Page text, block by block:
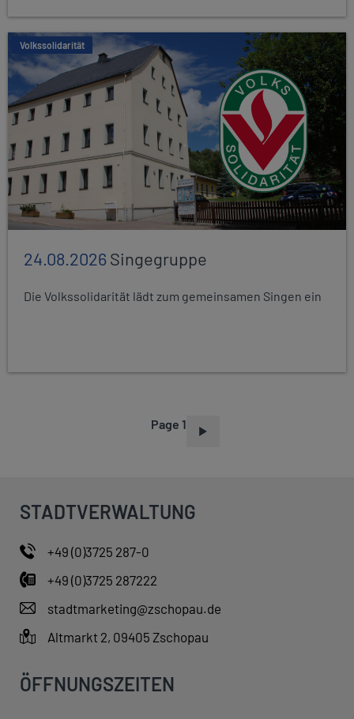
Volkssolidarität
24.08.2026Singegruppe
Die Volkssolidarität lädt zum gemeinsamen Singen ein
Page 1
STADTVERWALTUNG
+49 (0)3725 287-0
+49 (0)3725 287222
stadtmarketing@zschopau.de
Altmarkt 2, 09405 Zschopau
ÖFFNUNGSZEITEN